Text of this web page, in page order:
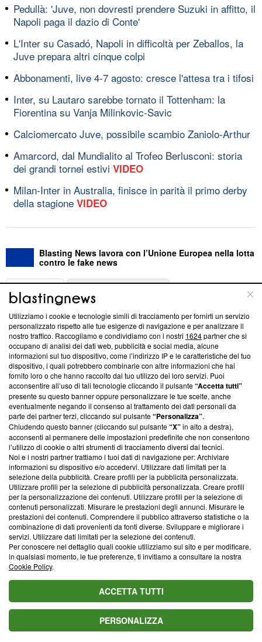
Pedullà: 'Juve, non dovresti prendere Suzuki in affitto, il
Napoli paga il dazio di Conte'
L'Inter su Casadó, Napoli in difficoltà per Zeballos, la
Juve prepara altri cinque colpi
Abbonamenti, live 4-7 agosto: cresce l'attesa tra i tifosi
Inter, su Lautaro sarebbe tornato il Tottenham: la
Fiorentina su Vanja Milinkovic-Savic
Calciomercato Juve, possibile scambio Zaniolo-Arthur
Amarcord, dal Mundialito al Trofeo Berlusconi: storia
dei grandi tornei estivi VIDEO
Milan-Inter in Australia, finisce in parità il primo derby
della stagione VIDEO
Blasting News lavora con l’Unione Europea nella lotta
contro le fake news
ABOUT
Questa sezione offre informazioni trasparenti su Blasting
News, sui nostri processi editoriali e su come ci impegniamo a
creare news di qualità. Inoltre, afferma la nostra aderenza a
‘Trust Project - News with Integrity’Blasting News non è
ancora membro del programma, ma ha richiesto di farne
parte; Trust Project non ha ancora effettuato una verifica di
conformità agli standard.
Su di noi
Team editoriale
Corporate
Redazione
Informativa Privacy
Cookie Policy
Blasting SA, IDI CHE-247.845.224, Via Carlo Frasca, 3 - 6900
Lugano (Svizzera) Tel:+39 0690258937
© 2026 Blasting News
Utilizziamo i cookie e tecnologie simili di tracciamento per fornirti un servizio
personalizzato rispetto alle tue esigenze di navigazione e per analizzare il
nostro traffico. Raccogliamo e condividiamo con i nostri 1624partner che si
occupano di analisi dei dati web, pubblicità e social media, alcune
informazioni sul tuo dispositivo, come l’indirizzo IP e le caratteristiche del tuo
dispositivo, i quali potrebbero combinarle con altre informazioni che hai
fornito loro o che hanno raccolto dal tuo utilizzo dei loro servizi. Puoi
acconsentire all’uso di tali tecnologie cliccando il pulsante“Accetta tutti”
presente su questo banner oppure personalizzare le tue scelte, anche
eventualmente negando il consenso al trattamento dei dati personali da
parte dei partner terzi, cliccando sul pulsante“Personalizza”.
Chiudendo questo banner (cliccando sul pulsante“X”in alto a destra),
acconsenti al permanere delle impostazioni predefinite che non consentono
l’utilizzo di cookie o altri strumenti di tracciamento diversi dai tecnici.
Noi e i nostri partner trattiamo i tuoi dati di navigazione per: Archiviare
informazioni su dispositivo e/o accedervi. Utilizzare dati limitati per la
selezione della pubblicità. Creare profili per la pubblicità personalizzata.
Utilizzare profili per la selezione di pubblicità personalizzata. Creare profili
per la personalizzazione dei contenuti. Utilizzare profili per la selezione di
contenuti personalizzati. Misurare le prestazioni degli annunci. Misurare le
prestazioni dei contenuti. Comprendere il pubblico attraverso statistiche o la
combinazione di dati provenienti da fonti diverse. Sviluppare e migliorare i
servizi. Utilizzare dati limitati per la selezione dei contenuti.
Per conoscere nel dettaglio quali cookie utilizziamo sul sito e per modificare,
in qualsiasi momento, le tue preferenze, ti invitiamo a consultare la nostra
Cookie Policy.
ACCETTA TUTTI
PERSONALIZZA